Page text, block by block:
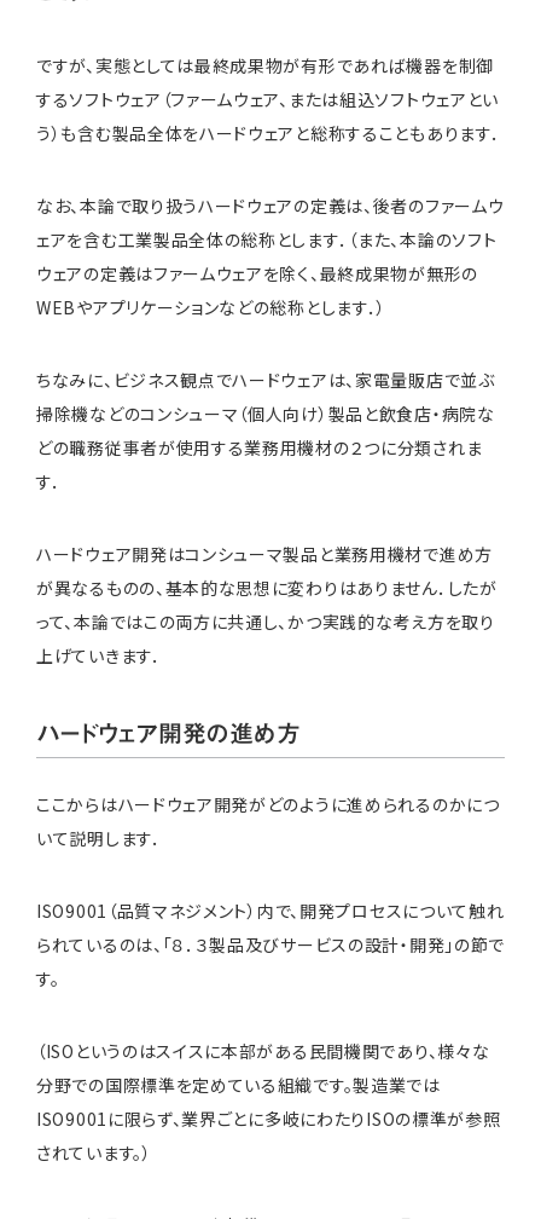
ですが、実態としては最終成果物が有形であれば機器を制御
するソフトウェア（ファームウェア、または組込ソフトウェアとい
う）も含む製品全体をハードウェアと総称することもあります．
なお、本論で取り扱うハードウェアの定義は、後者のファームウ
ェアを含む工業製品全体の総称とします．（また、本論のソフト
ウェアの定義はファームウェアを除く、最終成果物が無形の
WEBやアプリケーションなどの総称とします．）
ちなみに、ビジネス観点でハードウェアは、家電量販店で並ぶ
掃除機などのコンシューマ（個人向け）製品と飲食店・病院な
どの職務従事者が使用する業務用機材の２つに分類されま
す．
ハードウェア開発はコンシューマ製品と業務用機材で進め方
が異なるものの、基本的な思想に変わりはありません．したが
って、本論ではこの両方に共通し、かつ実践的な考え方を取り
上げていきます．
ハードウェア開発の進め方
ここからはハードウェア開発がどのように進められるのかにつ
いて説明します．
ISO9001（品質マネジメント）内で、開発プロセスについて触れ
られているのは、「８．３製品及びサービスの設計・開発」の節で
す。
（ISOというのはスイスに本部がある民間機関であり、様々な
分野での国際標準を定めている組織です。製造業では
ISO9001に限らず、業界ごとに多岐にわたりISOの標準が参照
されています。）